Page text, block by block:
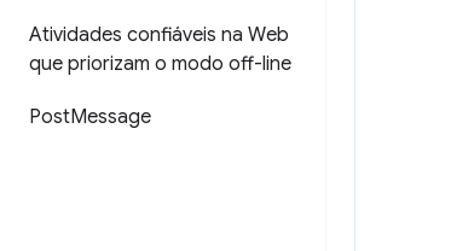
Atividades confiáveis na Web
que priorizam o modo off-line
PostMessage